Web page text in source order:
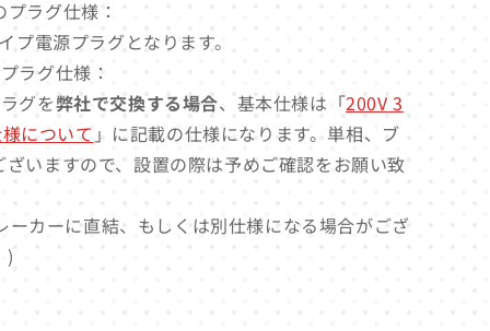
ラグ仕様：
電源プラグとなります。
ラグ仕様：
グを弊社で交換する場合、基本仕様は「200V 3
について 」に記載の仕様になります。単相、ブ
いますので、設置の際は予めご確認をお願い致
ーカーに直結、もしくは別仕様になる場合がござ
)